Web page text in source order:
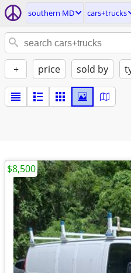
southern MD cars+trucks
+ price sold by
$8,500